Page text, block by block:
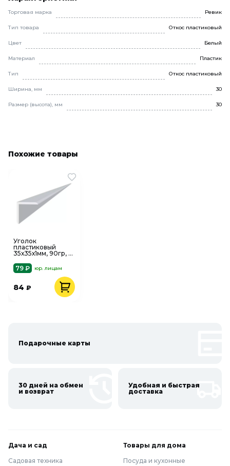
Торговая марка Ревик
Тип товара Откос пластиковый
Цвет Белый
Материал Пластик
Тип Откос пластиковый
Ширина, мм 30
Размер (высота), мм 30
Похожие товары
Уголок
пластиковый
35х35х1мм, 90гр, 3
79 ₽
юр. лицам
84 ₽
Подарочные карты
30 дней на обмен
и возврат
Удобная и быстрая
доставка
Дача и сад
Садовая техника
Товары для дома
Посуда и кухонные